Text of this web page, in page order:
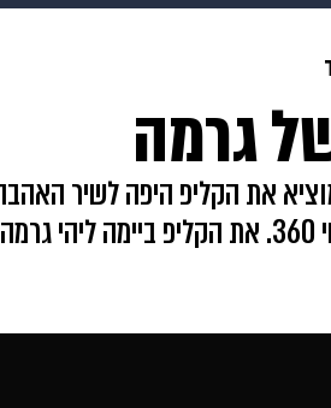
משפט תשעה חודשים
גרמה
את הקליפ היפה לשיר
אנימציה חביבה, בהפקת שי 360. את הקליפ